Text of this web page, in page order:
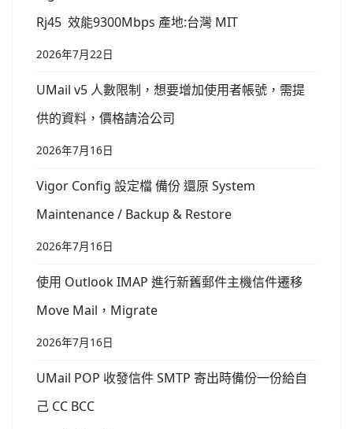
Rj45 效能9300Mbps 產地:台灣 MIT
2026年7月22日
UMail v5 人數限制，想要增加使用者帳號，需提
供的資料，價格請洽公司
2026年7月16日
Vigor Config 設定檔 備份 還原 System
Maintenance / Backup & Restore
2026年7月16日
使用 Outlook IMAP 進行新舊郵件主機信件遷移
Move Mail，Migrate
2026年7月16日
UMail POP 收發信件 SMTP 寄出時備份一份給自
己 CC BCC